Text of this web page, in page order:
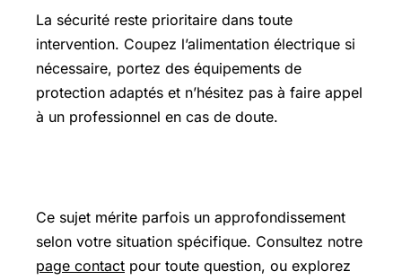
La sécurité reste prioritaire dans toute
intervention. Coupez l’alimentation électrique si
nécessaire, portez des équipements de
protection adaptés et n’hésitez pas à faire appel
à un professionnel en cas de doute.
Ce sujet mérite parfois un approfondissement
selon votre situation spécifique. Consultez notre
page contact pour toute question, ou explorez